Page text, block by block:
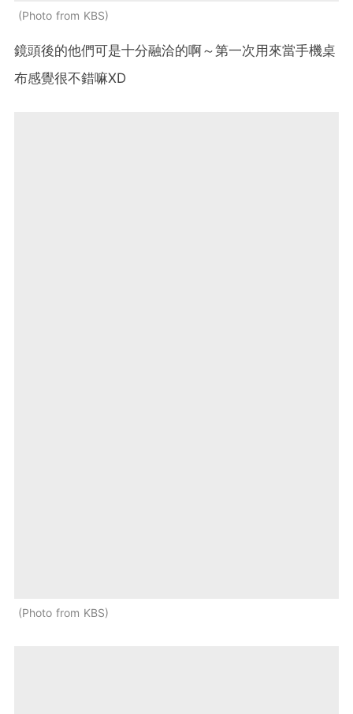
Photo from KBS
鏡頭後的他們可是十分融洽的啊～第一次用來當手機桌
布感覺很不錯嘛XD
Photo from KBS